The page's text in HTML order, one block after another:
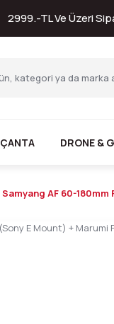
2999.-TL Ve Üzeri
ÇANTA DRONE &
Samyang AF 60-180mm